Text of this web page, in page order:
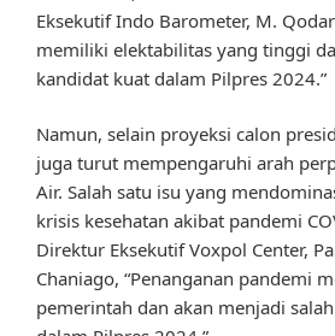
Eksekutif Indo Barometer, M.
memiliki elektabilitas yang tinggi
kandidat kuat dalam Pilpres 2024.”
Namun, selain proyeksi calon
juga turut mempengaruhi arah
Air. Salah satu isu yang
krisis kesehatan akibat pandemi
Direktur Eksekutif Voxpol Center,
Chaniago, “Penanganan pandemi
pemerintah dan akan menjadi